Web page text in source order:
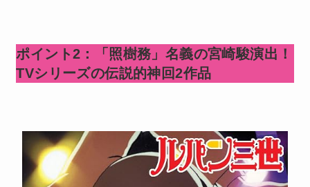
ポイント2：「照樹務」名義の宮崎駿演出！
TVシリーズの伝説的神回2作品